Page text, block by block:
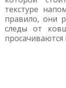
текстуре
правило, они
следы от